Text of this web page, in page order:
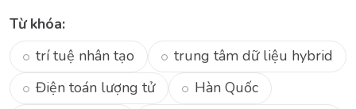
Từ khóa:
trí tuệ nhân tạo
trung tâm dữ liệu hybrid
Điện toán lượng tử
Hàn Quốc